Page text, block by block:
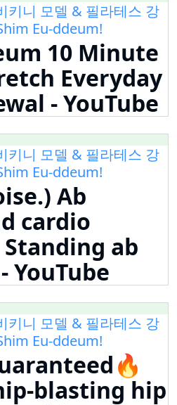
키니 모델 & 필라테스 강
Eu-ddeum!
10 Minute
Everyday
- YouTube
키니 모델 & 필라테스 강
Eu-ddeum!
Ab
cardio
ab
키니 모델 & 필라테스 강
Eu-ddeum!
blasting hip